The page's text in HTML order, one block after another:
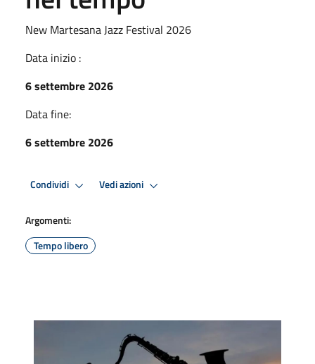
New Martesana Jazz Festival 2026
Data inizio :
6 settembre 2026
Data fine:
6 settembre 2026
Condividi Vedi azioni
Argomenti:
Tempo libero